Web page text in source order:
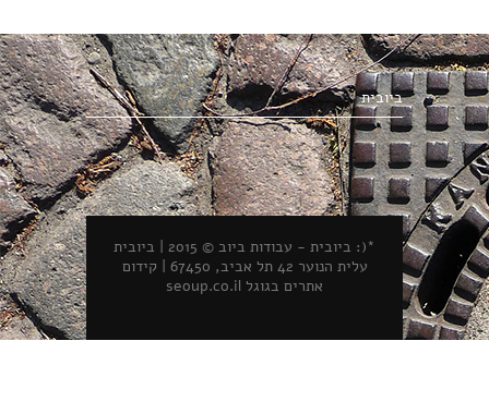
ביובית
*(: ביובית - עבודות ביוב © 2015 | ביובית
עלית הנוער 42 תל אביב, 67450 |
קידום
אתרים בגוגל seoup.co.il